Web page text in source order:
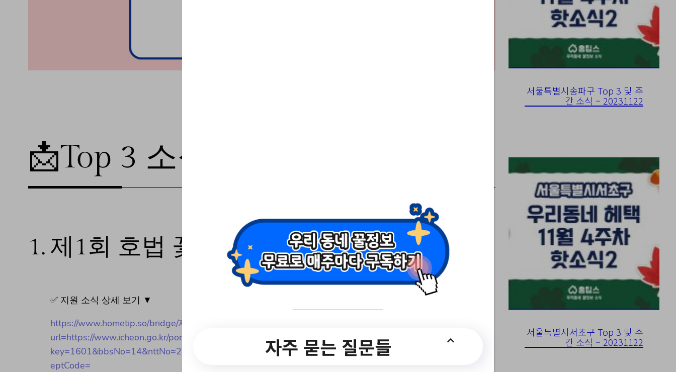
📩Top 3 소식❕
1. 제1회 호법 꽃 축제
✅ 지원 소식 상세 보기 ▼
https://www.hometip.so/bridge/제1회 호법 꽃 축제/?
url=https://www.icheon.go.kr/portal/selectBbsNttView.do?
key=1601&bbsNo=14&nttNo=253037&searchCtgry=&searchCnd=all&searchKrwd=&pageIndex=2&integrD
eptCode=
서울특별시송파구 Top 3 및 주
간 소식 – 20231122
서울특별시서초구 Top 3 및 주
간 소식 – 20231122
자주 묻는 질문들